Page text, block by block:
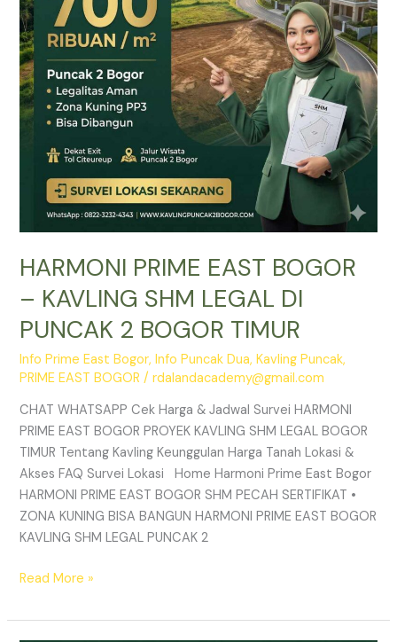
HARMONI PRIME EAST BOGOR
– KAVLING SHM LEGAL DI
PUNCAK 2 BOGOR TIMUR
Info Prime East Bogor,Info Puncak Dua,Kavling Puncak,
PRIME EAST BOGOR /rdalandacademy@gmail.com
CHAT WHATSAPP Cek Harga & Jadwal Survei HARMONI
PRIME EAST BOGOR PROYEK KAVLING SHM LEGAL BOGOR
TIMUR Tentang Kavling Keunggulan Harga Tanah Lokasi &
Akses FAQ Survei Lokasi Home Harmoni Prime East Bogor
HARMONI PRIME EAST BOGOR SHM PECAH SERTIFIKAT •
ZONA KUNING BISA BANGUN HARMONI PRIME EAST BOGOR
KAVLING SHM LEGAL PUNCAK 2
SHM
LEGAL
DI
PUNCAK
2
BOGOR
Read More »